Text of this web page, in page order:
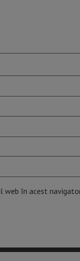
web în acest